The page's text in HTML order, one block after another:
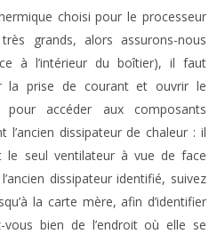
choisi pour le processeur
grands, alors assurons-nous
à l’intérieur du boîtier), il faut
la prise de courant et ouvrir le
accéder aux composants
l’ancien dissipateur de chaleur : il
le seul ventilateur à vue de face
dissipateur identifié, suivez
la carte mère, afin d’identifier
vous bien de l’endroit où elle se